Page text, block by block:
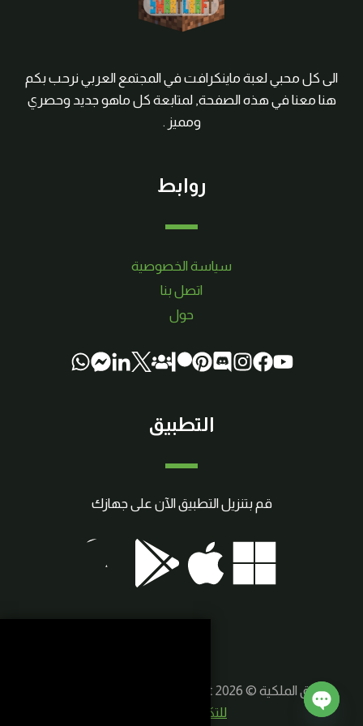
الى كل محبي لعبة ماينكرافت في المجتمع العربي نرحب بكم
هنا معنا في هذه الصفحة, لمتابعة كل ماهو جديد وحصري
ومميز .
روابط
سياسة الخصوصية
اتصل بنا
حول
التطبيق
قم بتنزيل التطبيق الآن على جهازك
حقوق الملكية © 2026 SmartCraft | صنع بواسطة
للتكنولوجيا الذكية